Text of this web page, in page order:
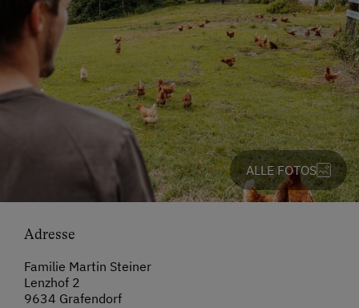
ALLE FOTOS
Adresse
Familie Martin Steiner
Lenzhof 2
9634 Grafendorf